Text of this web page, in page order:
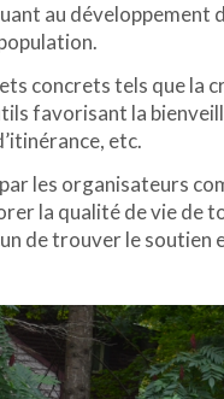
au développement
concrets tels que la
favorisant la
etc.
les organisateurs
la qualité de vie de
de trouver le soutien